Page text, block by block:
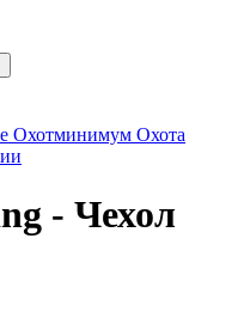
Охотминимум Охота
- Чехол